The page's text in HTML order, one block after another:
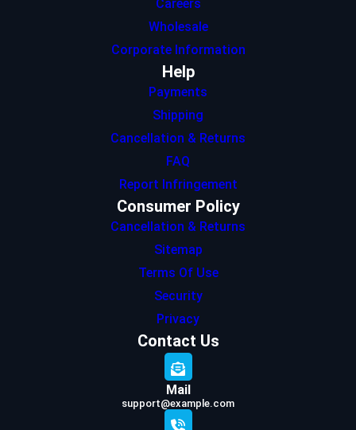
Careers
Wholesale
Corporate Information
Help
Payments
Shipping
Cancellation & Returns
FAQ
Report Infringement
Consumer Policy
Cancellation & Returns
Sitemap
Terms Of Use
Security
Privacy
Contact Us
Mail
support@example.com